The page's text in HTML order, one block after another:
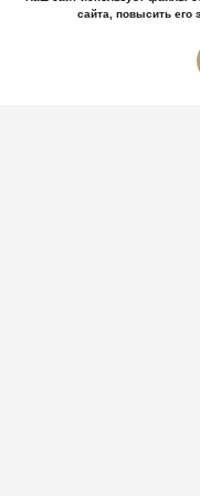
сайта, повысить его